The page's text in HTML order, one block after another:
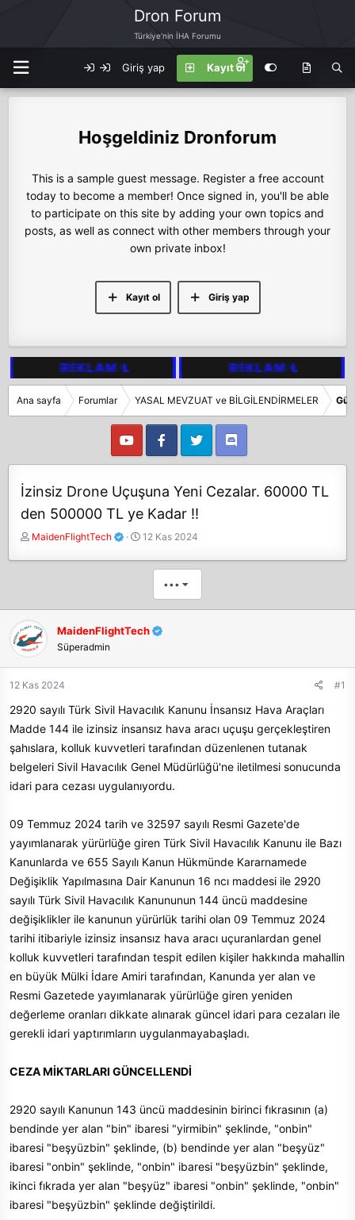
Dron Forum
Türkiye'nin İHA Forumu
Giriş yap Kayıt ol
Dronforum
This is a sample guest message. Register a free account
today to become a member! Once signed in, you'll be able
to participate on this site by adding your own topics and
posts, as well as connect with other members through your
own private inbox!
Giriş yap
Kayıt ol
Ana sayfa Forumlar YASAL MEVZUAT ve BİLGİLENDİRMELER
İzinsiz Drone Uçuşuna Yeni Cezalar. 60000 TL
den 500000 TL ye Kadar !!
K
y
u
b
a
ş
l
t
a
n
MaidenFlightTech
B
n
g
t
i
h
i
12 Kas 2024
•••
MaidenFlightTech
Süperadmin
12 Kas 2024 #1
2920 sayılı Türk Sivil Havacılık Kanunu İnsansız Hava Araçları
Madde 144 ile izinsiz insansız hava aracı uçuşu gerçekleştiren
şahıslara, kolluk kuvvetleri tarafından düzenlenen tutanak
belgeleri Sivil Havacılık Genel Müdürlüğü'ne iletilmesi sonucunda
idari para cezası uygulanıyordu.
09 Temmuz 2024 tarih ve 32597 sayılı Resmi Gazete'de
yayımlanarak yürürlüğe giren Türk Sivil Havacılık Kanunu ile Bazı
Kanunlarda ve 655 Sayılı Kanun Hükmünde Kararnamede
Değişiklik Yapılmasına Dair Kanunun 16 ncı maddesi ile 2920
sayılı Türk Sivil Havacılık Kanununun 144 üncü maddesine
değişiklikler ile kanunun yürürlük tarihi olan 09 Temmuz 2024
tarihi itibariyle izinsiz insansız hava aracı uçuranlardan genel
kolluk kuvvetleri tarafından tespit edilen kişiler hakkında mahallin
en büyük Mülki İdare Amiri tarafından, Kanunda yer alan ve
Resmi Gazetede yayımlanarak yürürlüğe giren yeniden
değerleme oranları dikkate alınarak güncel idari para cezaları ile
gerekli idari yaptırımların uygulanmayabaşladı.
CEZA MİKTARLARI GÜNCELLENDİ
2920 sayılı Kanunun 143 üncü maddesinin birinci fıkrasının (a)
bendinde yer alan "bin" ibaresi "yirmibin" şeklinde, "onbin"
ibaresi "beşyüzbin" şeklinde, (b) bendinde yer alan "beşyüz"
ibaresi "onbin" şeklinde, "onbin" ibaresi "beşyüzbin" şeklinde,
ikinci fıkrada yer alan "beşyüz" ibaresi "onbin" şeklinde, "onbin"
ibaresi "beşyüzbin" şeklinde değiştirildi.